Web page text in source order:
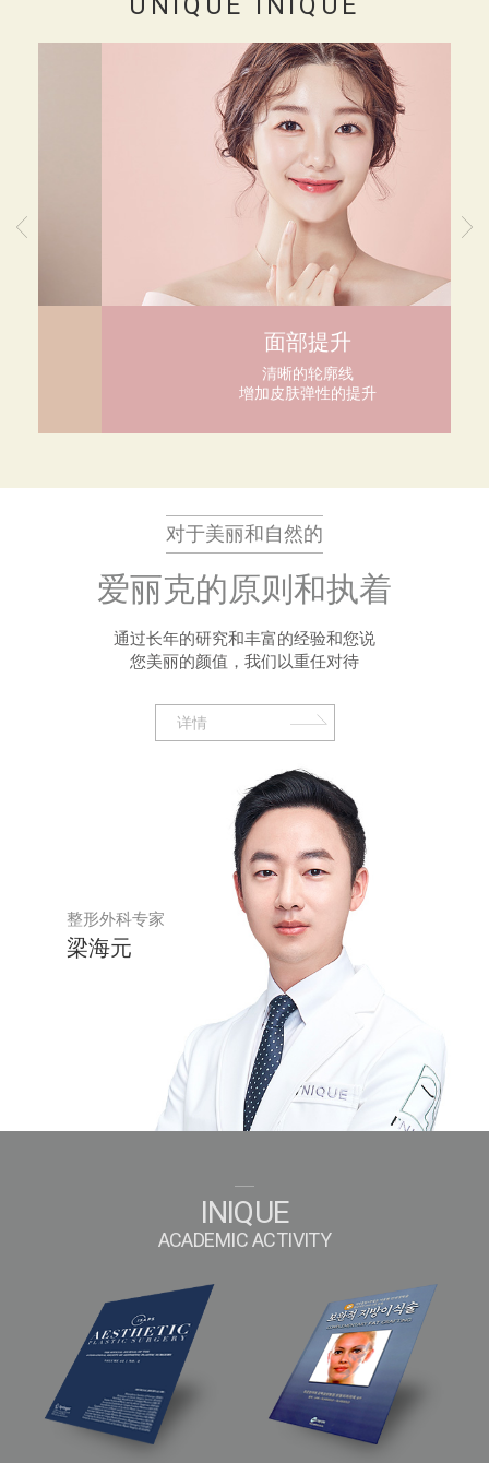
UNIQUE INIQUE
面部提升
清晰的轮廓线
增加皮肤弹性的提升
对于美丽和自然的
爱丽克的原则和执着
通过长年的研究和丰富的经验和您说
您美丽的颜值，我们以重任对待
详情
整形外科专家
梁海元
INIQUE
ACADEMIC ACTIVITY